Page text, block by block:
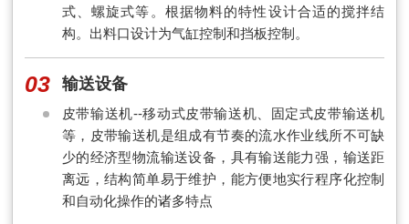
式、螺旋式等。根据物料的特性设计合适的搅拌结
构。出料口设计为气缸控制和挡板控制。
03 输送设备
皮带输送机--移动式皮带输送机、固定式皮带输送机
等，皮带输送机是组成有节奏的流水作业线所不可缺
少的经济型物流输送设备，具有输送能力强，输送距
离远，结构简单易于维护，能方便地实行程序化控制
和自动化操作的诸多特点